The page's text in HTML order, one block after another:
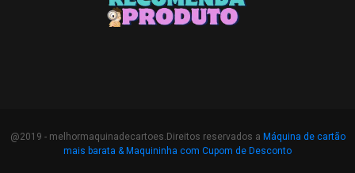
@2019 - melhormaquinadecartoes.Direitos reservados a Máquina de cartão
mais barata & Maquininha com Cupom de Desconto